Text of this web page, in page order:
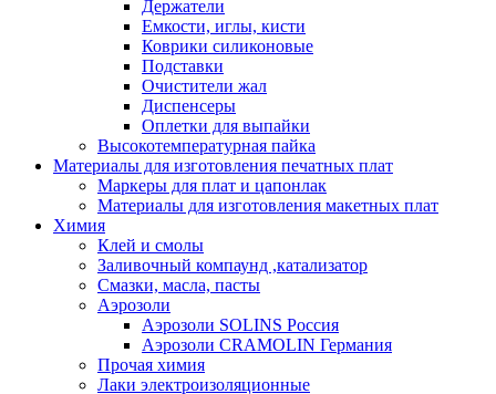
Держатели
Емкости, иглы, кисти
Коврики силиконовые
Подставки
Очистители жал
Диспенсеры
Оплетки для выпайки
Высокотемпературная пайка
Материалы для изготовления печатных плат
Маркеры для плат и цапонлак
Материалы для изготовления макетных плат
Химия
Клей и смолы
Заливочный компаунд ,катализатор
Смазки, масла, пасты
Аэрозоли
Аэрозоли SOLINS Россия
Аэрозоли CRAMOLIN Германия
Прочая химия
Лаки электроизоляционные